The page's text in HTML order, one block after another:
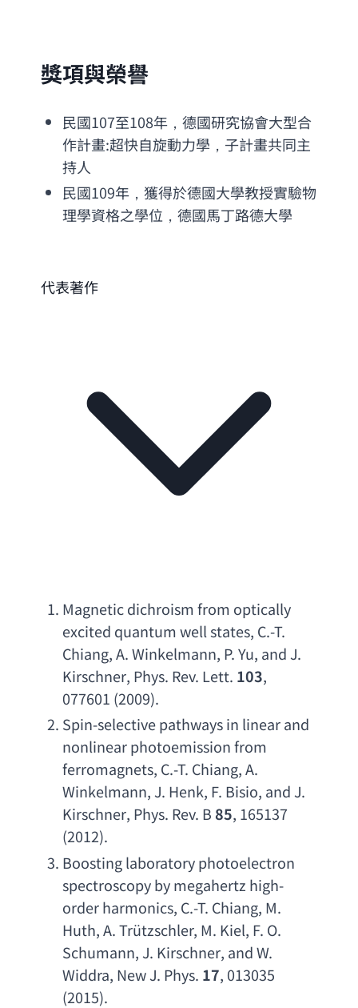
獎項與榮譽
民國107至108年，德國研究協會大型合
作計畫:超快自旋動力學，子計畫共同主
持人
民國109年，獲得於德國大學教授實驗物
理學資格之學位，德國馬丁路德大學
代表著作
Magnetic dichroism from optically
excited quantum well states, C.-T.
Chiang, A. Winkelmann, P. Yu, and J.
Kirschner, Phys. Rev. Lett. 103,
077601 (2009).
Spin-selective pathways in linear and
nonlinear photoemission from
ferromagnets, C.-T. Chiang, A.
Winkelmann, J. Henk, F. Bisio, and J.
Kirschner, Phys. Rev. B 85, 165137
(2012).
Boosting laboratory photoelectron
spectroscopy by megahertz high-
order harmonics, C.-T. Chiang, M.
Huth, A. Trützschler, M. Kiel, F. O.
Schumann, J. Kirschner, and W.
Widdra, New J. Phys. 17, 013035
(2015).